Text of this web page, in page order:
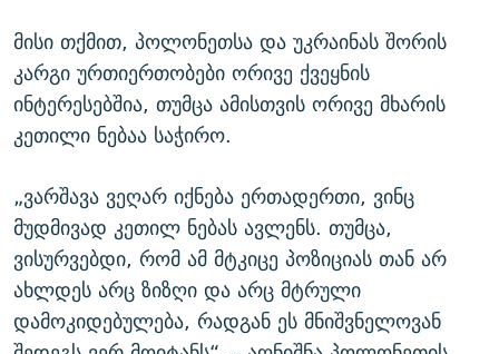
მისი თქმით, პოლონეთსა და უკრაინას შორის
კარგი ურთიერთობები ორივე ქვეყნის
ინტერესებშია, თუმცა ამისთვის ორივე მხარის
კეთილი ნებაა საჭირო.
„ვარშავა ვეღარ იქნება ერთადერთი, ვინც
მუდმივად კეთილ ნებას ავლენს. თუმცა,
ვისურვებდი, რომ ამ მტკიცე პოზიციას თან არ
ახლდეს არც ზიზღი და არც მტრული
დამოკიდებულება, რადგან ეს მნიშვნელოვან